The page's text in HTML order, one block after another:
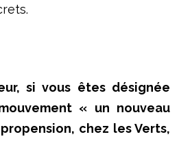
si vous êtes désignée
« un nouveau
chez les Verts,